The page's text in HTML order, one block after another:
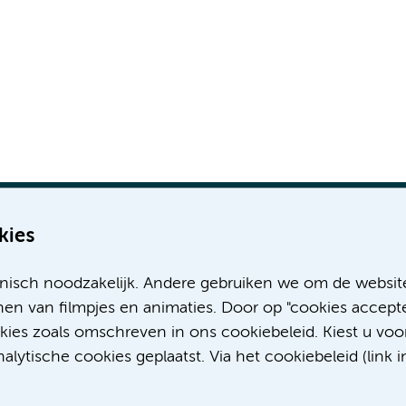
noodzakelijk. Andere gebruiken we om de
van filmpjes en animaties. Door op "cookies
zoals omschreven in ons cookiebeleid. Kiest u
cookies geplaatst. Via het cookiebeleid (link
Meer Amsterdam UMC websites:
Werken bij Amsterdam UMC
Over Amsterdam UMC